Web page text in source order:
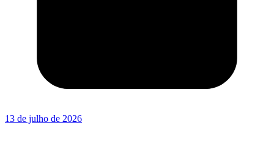
13 de julho de 2026